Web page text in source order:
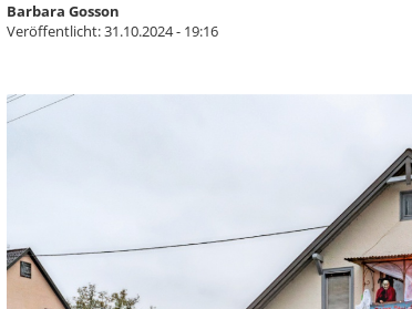
Barbara Gosson
Veröffentlicht:31.10.2024 - 19:16